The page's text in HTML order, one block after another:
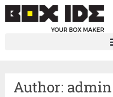
Author: admin